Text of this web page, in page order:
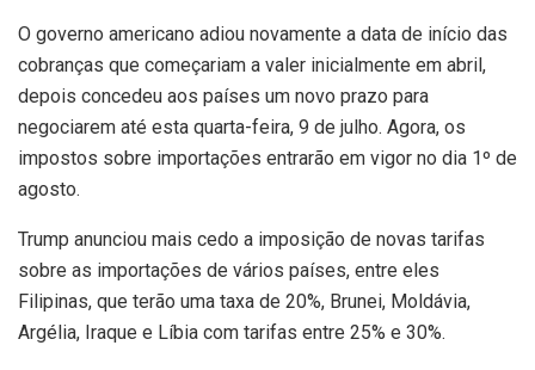
O governo americano adiou novamente a data de início das
cobranças que começariam a valer inicialmente em abril,
depois concedeu aos países um novo prazo para
negociarem até esta quarta-feira, 9 de julho. Agora, os
impostos sobre importações entrarão em vigor no dia 1º de
agosto.
Trump anunciou mais cedo a imposição de novas tarifas
sobre as importações de vários países, entre eles
Filipinas, que terão uma taxa de 20%, Brunei, Moldávia,
Argélia, Iraque e Líbia com tarifas entre 25% e 30%.